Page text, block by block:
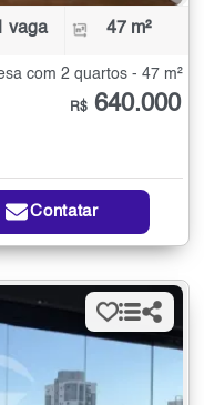
vaga 47 m²
com 2 quartos - 47 m²
R$ 640.000
Contatar